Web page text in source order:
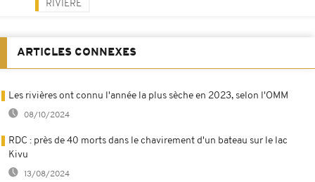
RIVIÈRE
ARTICLES CONNEXES
Les rivières ont connu l'année la plus sèche en 2023, selon l'OMM
08/10/2024
RDC : près de 40 morts dans le chavirement d'un bateau sur le lac
Kivu
13/08/2024